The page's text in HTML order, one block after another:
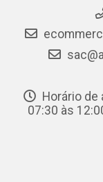
Horário de
07:30 às